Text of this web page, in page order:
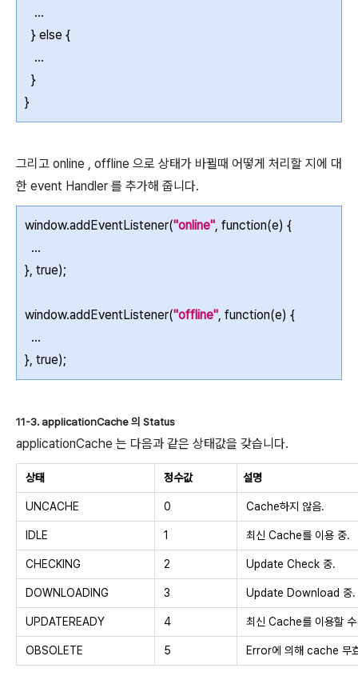
...
} else {
...
}
}
그리고 online , offline 으로 상태가 바뀔때 어떻게 처리할 지에 대
한 event Handler 를 추가해 줍니다.
window.addEventListener("online", function(e) {
...
}, true);
window.addEventListener("offline", function(e) {
...
}, true);
11-3. applicationCache 의 Status
applicationCache 는 다음과 같은 상태값을 갖습니다.
상태 정수값 설명
UNCACHE 0 Cache하지 않음.
IDLE 1 최신 Cache를 이용 중.
CHECKING 2 Update Check 중.
DOWNLOADING 3 Update Download 중.
UPDATEREADY 4 최신 Cache를 이용할
OBSOLETE 5 Error에 의해 cache 무